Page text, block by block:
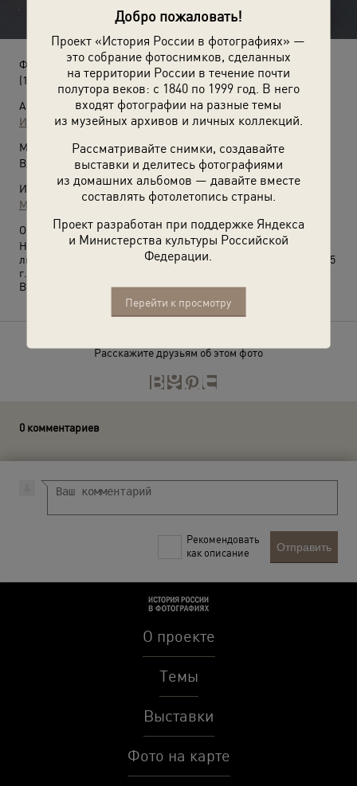
Добро пожаловать!
Проект «История России в фотографиях» —
это собрание фотоснимков, сделанных
на территории России в течение почти
полутора веков: с 1840 по 1999 год. В него
входят фотографии на разные темы
из музейных архивов и личных коллекций.
Рассматривайте снимки, создавайте
выставки и делитесь фотографиями
из домашних альбомов — давайте вместе
составлять фотолетопись страны.
Проект разработан при поддержке Яндекса
и Министерства культуры Российской
Федерации.
Перейти к просмотру
Фотопортрет подруги Варвары Никитичны Стуловой
(1925 год)
Автор:
И. Гришаков
Место съемки:
Владимирская губ., г. Муром
Источники:
Муромский историко-художественный музей
О фотографии:
На обороте надпись: «И помнит сердце сумрак страданий
людских, веруй в лучшие, светлые дни. К. Ларионова 18/XII-25
г. Варе Стуловой на память».
Выставка
«Память на обороте»с этой фотографией.
Расскажите друзьям об этом фото
0 комментариев
Рекомендовать
как описание
Отправить
О проекте
Темы
Выставки
Фото на карте